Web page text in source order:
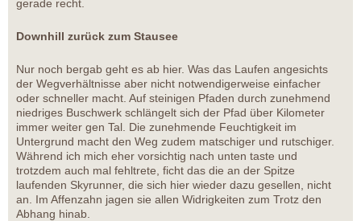
gerade recht.
Downhill zurück zum Stausee
Nur noch bergab geht es ab hier. Was das Laufen angesichts
der Wegverhältnisse aber nicht notwendigerweise einfacher
oder schneller macht. Auf steinigen Pfaden durch zunehmend
niedriges Buschwerk schlängelt sich der Pfad über Kilometer
immer weiter gen Tal. Die zunehmende Feuchtigkeit im
Untergrund macht den Weg zudem matschiger und rutschiger.
Während ich mich eher vorsichtig nach unten taste und
trotzdem auch mal fehltrete, ficht das die an der Spitze
laufenden Skyrunner, die sich hier wieder dazu gesellen, nicht
an. Im Affenzahn jagen sie allen Widrigkeiten zum Trotz den
Abhang hinab.